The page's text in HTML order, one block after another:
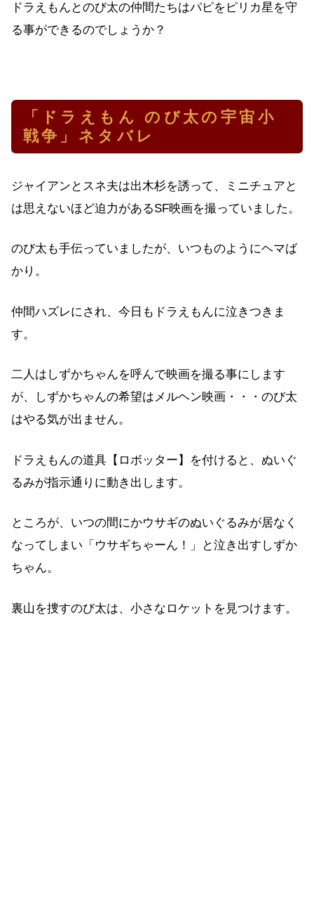
ドラえもんとのび太の仲間たちはパピをピリカ星を守
る事ができるのでしょうか？
「ドラえもん のび太の宇宙小
戦争」ネタバレ
ジャイアンとスネ夫は出木杉を誘って、ミニチュアと
は思えないほど迫力があるSF映画を撮っていました。
のび太も手伝っていましたが、いつものようにヘマば
かり。
仲間ハズレにされ、今日もドラえもんに泣きつきま
す。
二人はしずかちゃんを呼んで映画を撮る事にします
が、しずかちゃんの希望はメルヘン映画・・・のび太
はやる気が出ません。
ドラえもんの道具【ロボッター】を付けると、ぬいぐ
るみが指示通りに動き出します。
ところが、いつの間にかウサギのぬいぐるみが居なく
なってしまい「ウサギちゃーん！」と泣き出すしずか
ちゃん。
裏山を捜すのび太は、小さなロケットを見つけます。